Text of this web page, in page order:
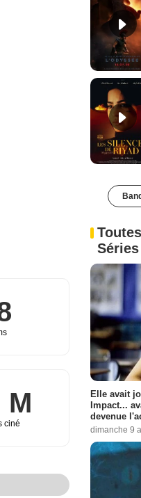
M
ciné
Les Silences
Séries
Elle avait
Impact...
devenue
dimanche 9